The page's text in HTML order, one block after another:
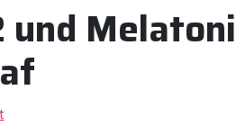
und